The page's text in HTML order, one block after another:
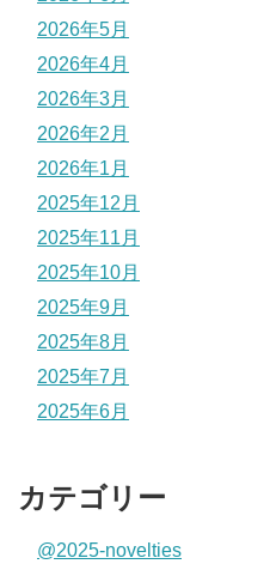
2026年5月
2026年4月
2026年3月
2026年2月
2026年1月
2025年12月
2025年11月
2025年10月
2025年9月
2025年8月
2025年7月
2025年6月
カテゴリー
@2025-novelties